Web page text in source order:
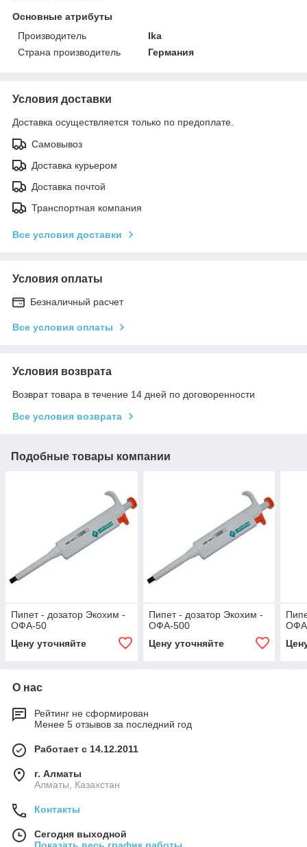
Основные атрибуты
Производитель
Ika
Страна производитель
Германия
Условия доставки
Доставка осуществляется только по предоплате.
Самовывоз
Доставка курьером
Доставка почтой
Транспортная компания
Все условия доставки
Условия оплаты
Безналичный расчет
Все условия оплаты
Условия возврата
Возврат товара в течение 14 дней по договоренности
Все условия возврата
Подобные товары компании
Пипет - дозатор Экохим -
ОФА-50
Цену уточняйте
Пипет - дозатор Экохим -
ОФА-500
Цену уточняйте
О нас
Рейтинг не сформирован
Менее 5 отзывов за последний год
Работает с 14.12.2011
г. Алматы
Алматы, Казахстан
Контакты
Сегодня выходной